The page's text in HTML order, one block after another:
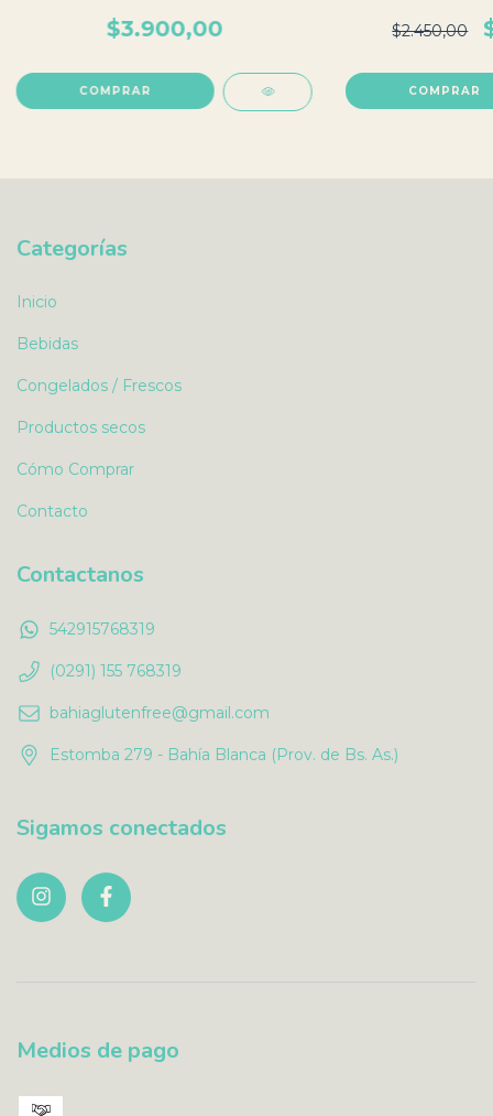
$3.900,00 $2.450,00
Categorías
Inicio
Bebidas
Congelados / Frescos
Productos secos
Cómo Comprar
Contacto
Contactanos
542915768319
(0291) 155 768319
bahiaglutenfree@gmail.com
Estomba 279 - Bahía Blanca (Prov. de Bs. As.)
Sigamos conectados
Medios de pago